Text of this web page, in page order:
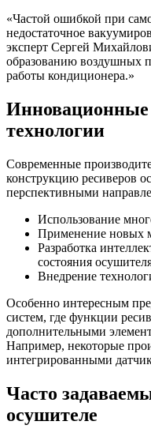
«Частой ошибкой при
недостаточное
эксперт Сергей
образованию воздушных
работы кондиционера.»
технологии
Современные
конструкцию ресиверов
перспективными
Использование
Применение новых
Разработка
состояния
Внедрение
Особенно интересным
систем, где функции
дополнительными
Например, некоторые
интегрированными
Часто
осушителе